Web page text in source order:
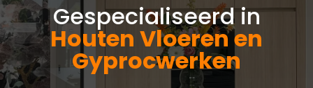
Gespecialiseerd in
Houten Vloeren en
Gyprocwerken